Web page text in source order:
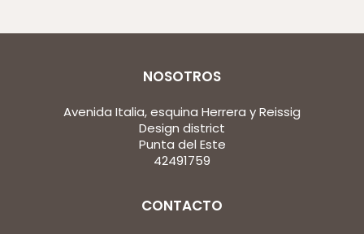
NOSOTROS
Avenida Italia, esquina Herrera y Reissig
Design district
Punta del Este
42491759
CONTACTO